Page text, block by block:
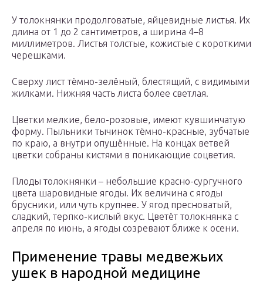
У толокнянки продолговатые, яйцевидные листья. Их
длина от 1 до 2 сантиметров, а ширина 4–8
миллиметров. Листья толстые, кожистые с короткими
черешками.
Сверху лист тёмно-зелёный, блестящий, с видимыми
жилками. Нижняя часть листа более светлая.
Цветки мелкие, бело-розовые, имеют кувшинчатую
форму. Пыльники тычинок тёмно-красные, зубчатые
по краю, а внутри опушённые. На концах ветвей
цветки собраны кистями в поникающие соцветия.
Плоды толокнянки – небольшие красно-сургучного
цвета шаровидные ягоды. Их величина с ягоды
брусники, или чуть крупнее. У ягод пресноватый,
сладкий, терпко-кислый вкус. Цветёт толокнянка с
апреля по июнь, а ягоды созревают ближе к осени.
Применение травы медвежьих
ушек в народной медицине